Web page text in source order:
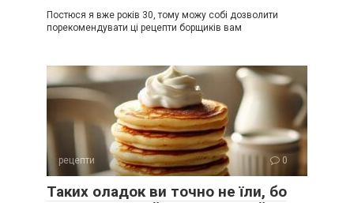
Постюся я вже років 30, тому можу собі дозволити
порекомендувати ці рецепти борщиків вам
рецепти 0
Таких оладок ви точно не їли, бо